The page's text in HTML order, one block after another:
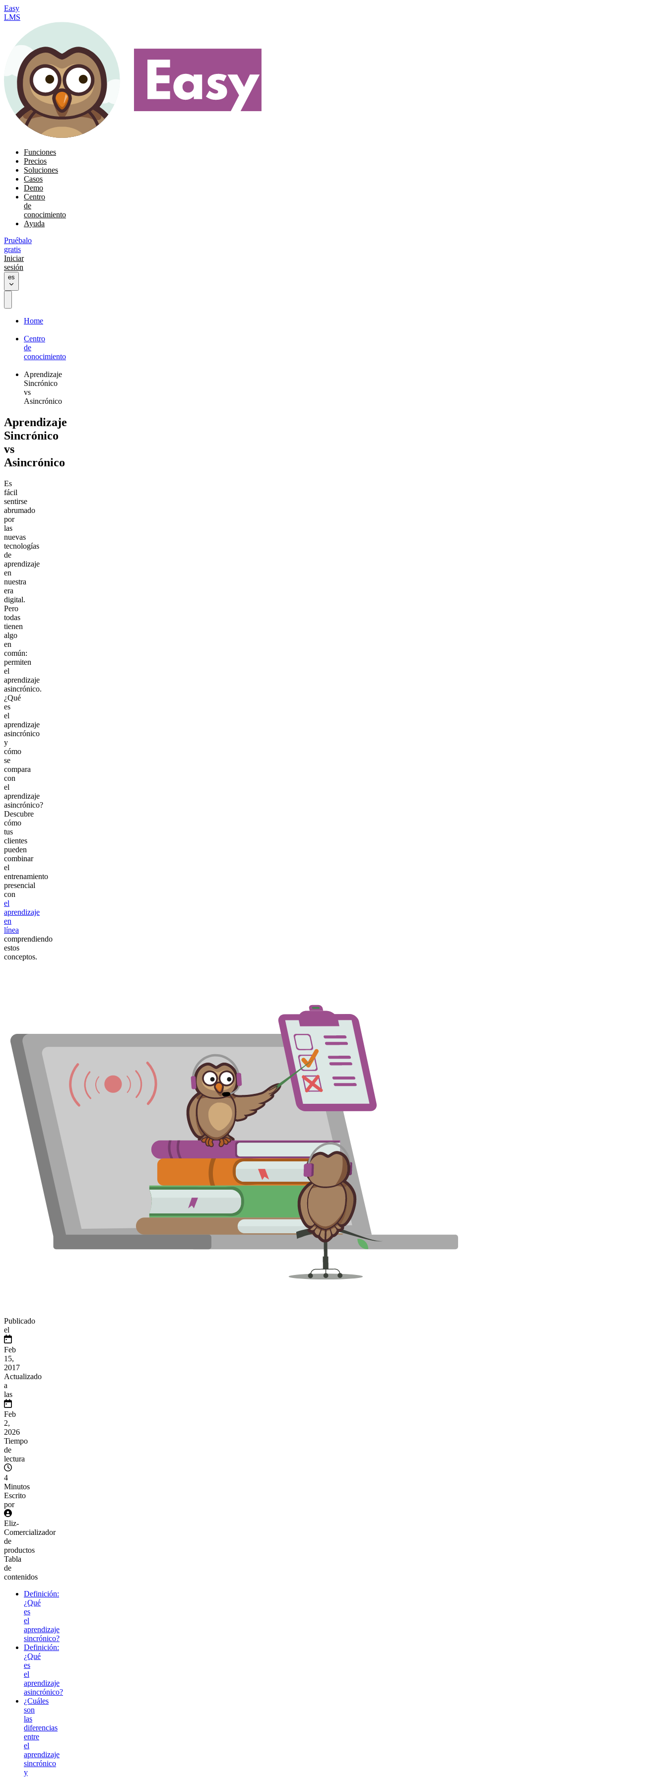
Easy
LMS
Funciones
Precios
Soluciones
Casos
Demo
Centro
de
conocimiento
Ayuda
Pruébalo
gratis
Iniciar
sesión
es
Home
Centro
de
conocimiento
Aprendizaje
Sincrónico
vs
Asincrónico
Aprendizaje
Sincrónico
vs
Asincrónico
Es
fácil
sentirse
abrumado
por
las
nuevas
tecnologías
de
aprendizaje
en
nuestra
era
digital.
Pero
todas
tienen
algo
en
común:
permiten
el
aprendizaje
asincrónico.
¿Qué
es
el
aprendizaje
asincrónico
y
cómo
se
compara
con
el
aprendizaje
asincrónico?
Descubre
cómo
tus
clientes
pueden
combinar
el
entrenamiento
presencial
con
el
aprendizaje
en
línea
comprendiendo
estos
conceptos.
Publicado
el
Feb
15,
2017
Actualizado
a
las
Feb
2,
2026
Tiempo
de
lectura
4
Minutos
Escrito
por
Eliz-
Comercializador
de
productos
Tabla
de
contenidos
Definición:
¿Qué
es
el
aprendizaje
sincrónico?
Definición:
¿Qué
es
el
aprendizaje
asincrónico?
¿Cuáles
son
las
diferencias
entre
el
aprendizaje
sincrónico
y